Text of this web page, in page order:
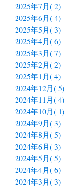
2025年7月( 2)
2025年6月( 4)
2025年5月( 3)
2025年4月( 6)
2025年3月( 7)
2025年2月( 2)
2025年1月( 4)
2024年12月( 5)
2024年11月( 4)
2024年10月( 1)
2024年9月( 3)
2024年8月( 5)
2024年6月( 3)
2024年5月( 5)
2024年4月( 6)
2024年3月( 3)